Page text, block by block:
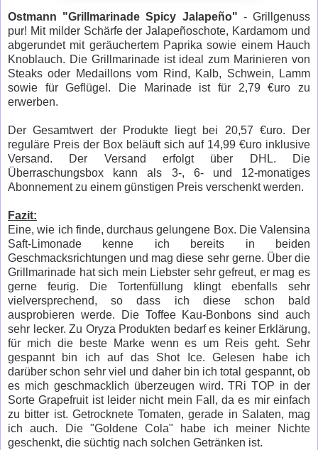
Ostmann "Grillmarinade Spicy Jalapeño" - Grillgenuss
pur! Mit milder Schärfe derJalapeñoschote, Kardamom und
abgerundet mit geräuchertem Paprika sowie einem Hauch
Knoblauch. Die Grillmarinade ist ideal zum Marinieren von
Steaks oder Medaillons vom Rind, Kalb, Schwein, Lamm
sowie für Geflügel. Die Marinade ist für 2,79 €uro zu
erwerben.
Der Gesamtwert der Produkte liegt bei 20,57 €uro. Der
reguläre Preis der Box beläuft sich auf 14,99 €uro inklusive
Versand. Der Versand erfolgt über DHL. Die
Überraschungsbox kann als 3-, 6- und 12-monatiges
Abonnement zu einem günstigen Preis verschenkt werden.
Fazit:
Eine, wie ich finde, durchaus gelungene Box. Die Valensina
Saft-Limonade kenne ich bereits in beiden
Geschmacksrichtungen und mag diese sehr gerne. Über die
Grillmarinade hat sich mein Liebster sehr gefreut, er mag es
gerne feurig. Die Tortenfüllung klingt ebenfalls sehr
vielversprechend, so dass ich diese schon bald
ausprobieren werde. Die Toffee Kau-Bonbons sind auch
sehr lecker. Zu Oryza Produkten bedarf es keiner Erklärung,
für mich die beste Marke wenn es um Reis geht. Sehr
gespannt bin ich auf das Shot Ice. Gelesen habe ich
darüber schon sehr viel und daher bin ich total gespannt, ob
es mich geschmacklich überzeugen wird. TRi TOP in der
Sorte Grapefruit ist leider nicht mein Fall, da es mir einfach
zu bitter ist. Getrocknete Tomaten, gerade in Salaten, mag
ich auch. Die "Goldene Cola" habe ich meiner Nichte
geschenkt, die süchtig nach solchen Getränken ist.